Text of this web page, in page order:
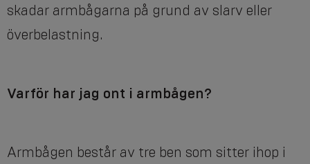
skadar armbågarna på grund av slarv eller
överbelastning.
Varför har jag ont i armbågen?
Armbågen består av tre ben som sitter ihop i